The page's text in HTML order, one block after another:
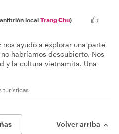
local Trang Chu)
ayudó a explorar una parte
habríamos descubierto. Nos
y la cultura vietnamita. Una
turísticas
Volver arriba